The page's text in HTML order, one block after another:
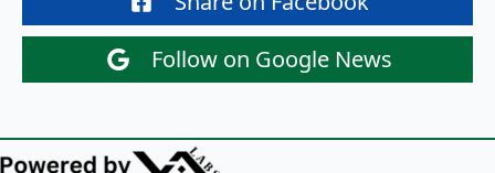
Follow on Google News